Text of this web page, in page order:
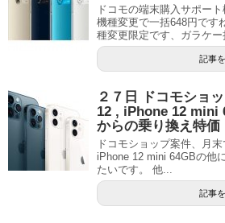
ドコモの端末購入サポー
機種変更で一括648円です
種変更限定です、ガラケ
記事
２７日 ドコモショ
12 , iPhone 12 mini
からの乗り換え特価
ドコモショップ案件、月
iPhone 12 mini 64GBの他
たいです。 他...
記事